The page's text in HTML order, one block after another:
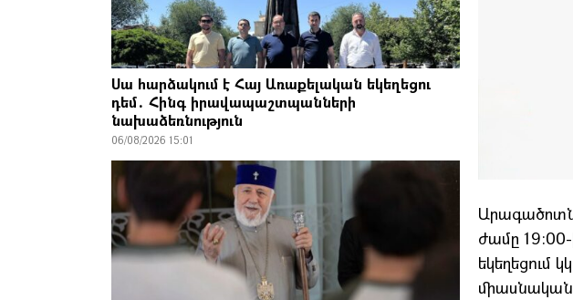
Սա հարձակում է Հայ Առաքելական եկեղեցու
դեմ․ Հինգ իրավապաշտպանների
նախաձեռնություն
06/08/2026 15:01
ժամը
եկեղեցում
միասնական